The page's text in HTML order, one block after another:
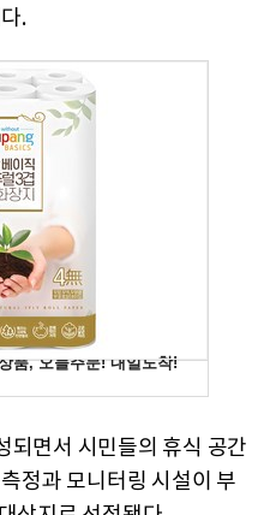
.
되면서 시민들의 휴식 공간
정과 모니터링 시설이 부